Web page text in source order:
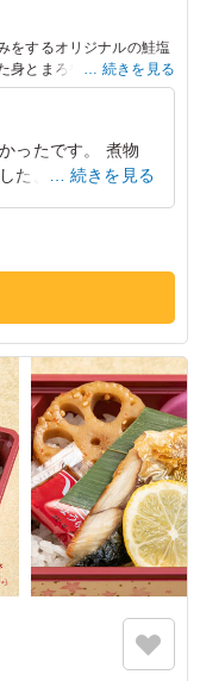
をするオリジナルの鮭塩
身とまろやかな塩味で上
副菜とともにご賞味くだ
続きを見る
ったです。 煮物
た。 少しご飯の
でした。 ありが
続きを見る